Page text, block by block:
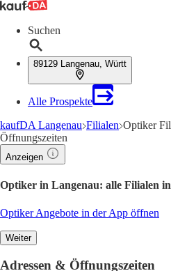
Suchen
89129 Langenau, Württ
Alle Prospekte
kaufDA Langenau Filialen Optiker
Öffnungszeiten
Anzeigen
Optiker in Langenau: alle Filialen
Optiker Angebote in der App öffnen
Weiter
Adressen & Öffnungszeiten